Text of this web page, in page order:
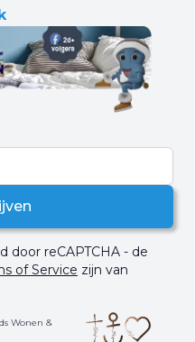
door reCAPTCHA - de
of Service zijn van
Wonen &